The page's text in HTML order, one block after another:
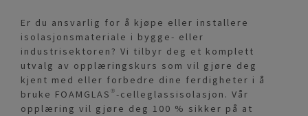
Er du ansvarlig for å kjøpe eller installere
isolasjonsmateriale i bygge- eller
industrisektoren? Vi tilbyr deg et komplett
utvalg av opplæringskurs som vil gjøre deg
kjent med eller forbedre dine ferdigheter i å
bruke FOAMGLAS®-celleglassisolasjon. Vår
opplæring vil gjøre deg 100 % sikker på at